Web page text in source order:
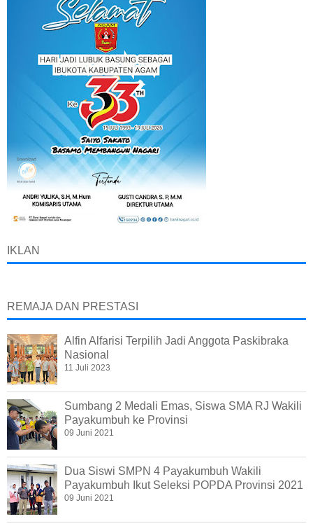
IKLAN
REMAJA DAN PRESTASI
Alfin Alfarisi Terpilih Jadi Anggota Paskibraka
Nasional
11 Juli 2023
Sumbang 2 Medali Emas, Siswa SMA RJ Wakili
Payakumbuh ke Provinsi
09 Juni 2021
Dua Siswi SMPN 4 Payakumbuh Wakili
Payakumbuh Ikut Seleksi POPDA Provinsi 2021
09 Juni 2021